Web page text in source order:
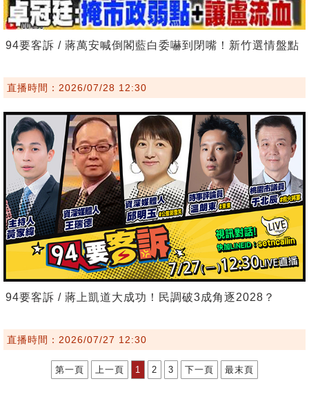
94要客訴 / 蔣萬安喊倒閣藍白委嚇到閉嘴！新竹選情盤點
直播時間：2026/07/28 12:30
94要客訴 / 蔣上凱道大成功！民調破3成角逐2028？
直播時間：2026/07/27 12:30
第一頁 上一頁 1 2 3 下一頁 最末頁